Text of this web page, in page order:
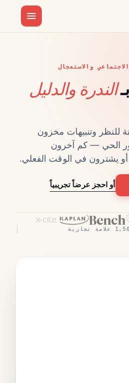
والاستعجال
الندرة والدليل
للنظر وتنبيهات مخزون
الحي — كم آخرون
يشترون في الوقت الفعلي.
أو احجز عرضاً تجريبياً